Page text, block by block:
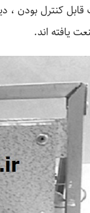
کنترل بودن ،
یافته اند.